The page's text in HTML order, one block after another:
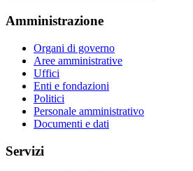
Amministrazione
Organi di governo
Aree amministrative
Uffici
Enti e fondazioni
Politici
Personale amministrativo
Documenti e dati
Servizi